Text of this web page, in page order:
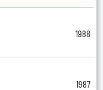
1988
1987